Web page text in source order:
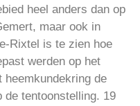
heel anders dan op
maar ook in
Rixtel is te zien hoe
werden op het
heemkundekring de
de tentoonstelling. 19